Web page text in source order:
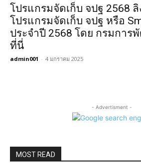
โปรแกรมจัดเก็บ จปฐ 2568
โปรแกรมจัดเก็บ จปฐ หรือ
ประจำปี 2568 โดย กรมกา
ที่นี่
admin001 - 4 มกราคม 2025
- Advertisment -
MOST READ